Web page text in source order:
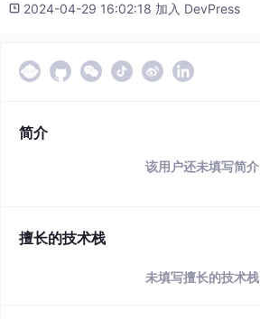
2024-04-29 16:02:18 加入 DevPress
简介
该用户还未填写简介
擅长的技术栈
未填写擅长的技术栈